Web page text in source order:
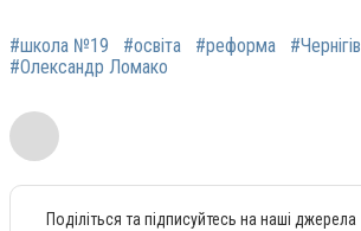
#школа №19 #освіта #реформа
#Чернігів
#Олександр Ломако
Поділіться та підписуйтесь на наші джерела